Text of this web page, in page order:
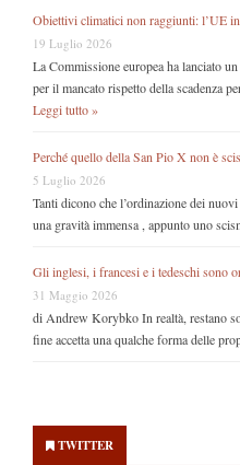
Obiettivi climatici non raggiunti: l’UE
19 Luglio 2026
La Commissione europea ha lanciato
per il mancato rispetto della scadenza
Leggi tutto »
Perché quello della San Pio X non è
5 Luglio 2026
Tanti dicono che l’ordinazione dei
una gravità immensa , appunto uno
Gli inglesi, i francesi e i tedeschi sono
31 Maggio 2026
di Andrew Korybko In realtà, restano
fine accetta una qualche forma delle
Sidebar
TWITTER